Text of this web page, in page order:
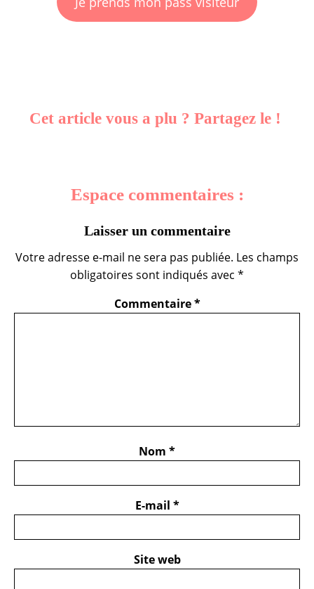
Cet article vous a plu ? Partagez le !
Espace commentaires :
Laisser un commentaire
Votre adresse e-mail ne sera pas publiée. Les champs
obligatoires sont indiqués avec *
Commentaire*
Nom *
E-mail *
Site web